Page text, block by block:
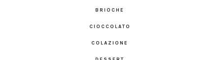
BRIOCHE
CIOCCOLATO
COLAZIONE